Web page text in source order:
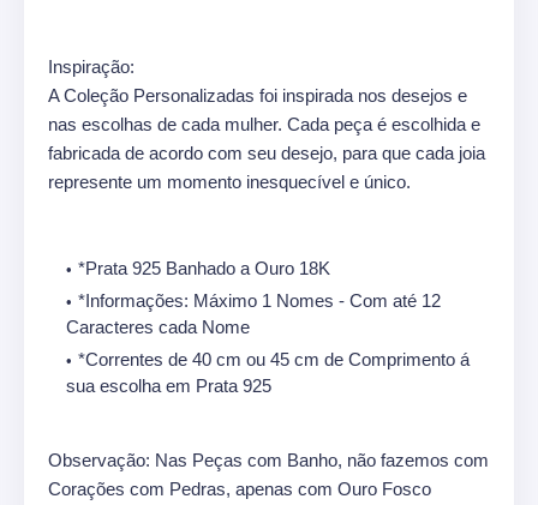
Inspiração:
A Coleção Personalizadas foi inspirada nos desejos e
nas escolhas de cada mulher. Cada peça é escolhida e
fabricada de acordo com seu desejo, para que cada joia
represente um momento inesquecível e único.
*Prata 925 Banhado a Ouro 18K
*Informações: Máximo 1 Nomes - Com até 12
Caracteres cada Nome
*Correntes de 40 cm ou 45 cm de Comprimento á
sua escolha em Prata 925
Observação: Nas Peças com Banho, não fazemos com
Corações com Pedras, apenas com Ouro Fosco